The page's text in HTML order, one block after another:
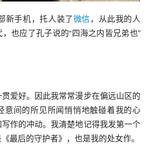
新手机，托人装了微信，从此我的人
也应了孔子说的“四海之内皆兄弟也”
爱好。因此我常常漫步在偏远山区的
意间的所见所闻悄悄地触碰着我的心
作的冲动。我清楚地记得我发第一个
最后的守护者》，也是我的处女作。